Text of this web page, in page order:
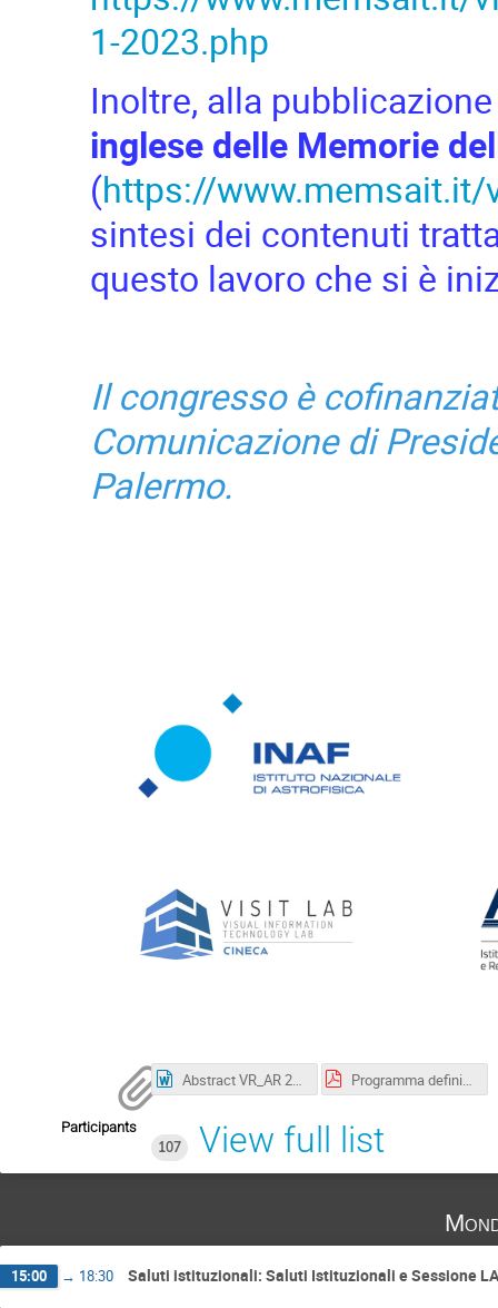
1-2023.php
Inoltre, alla
inglese delle Memorie
(https://www.memsait.it/
sintesi dei contenuti
questo lavoro che si è
Il congresso è
Comunicazione di
Palermo.
Abstract VR_AR 2022.docx Programma definitivo VR AR.pdf
Participants
107
View full list
15:00 → 18:30 Saluti istituzionali: Saluti Istituzionali e Sessione LA